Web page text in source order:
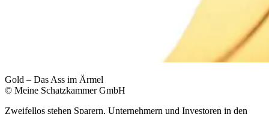
Gold – Das Ass im Ärmel
© Meine Schatzkammer GmbH
Zweifellos stehen Sparern, Unternehmern und Investoren in den